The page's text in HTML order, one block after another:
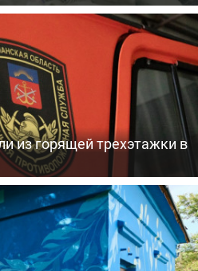
из горящей трехэтажки в